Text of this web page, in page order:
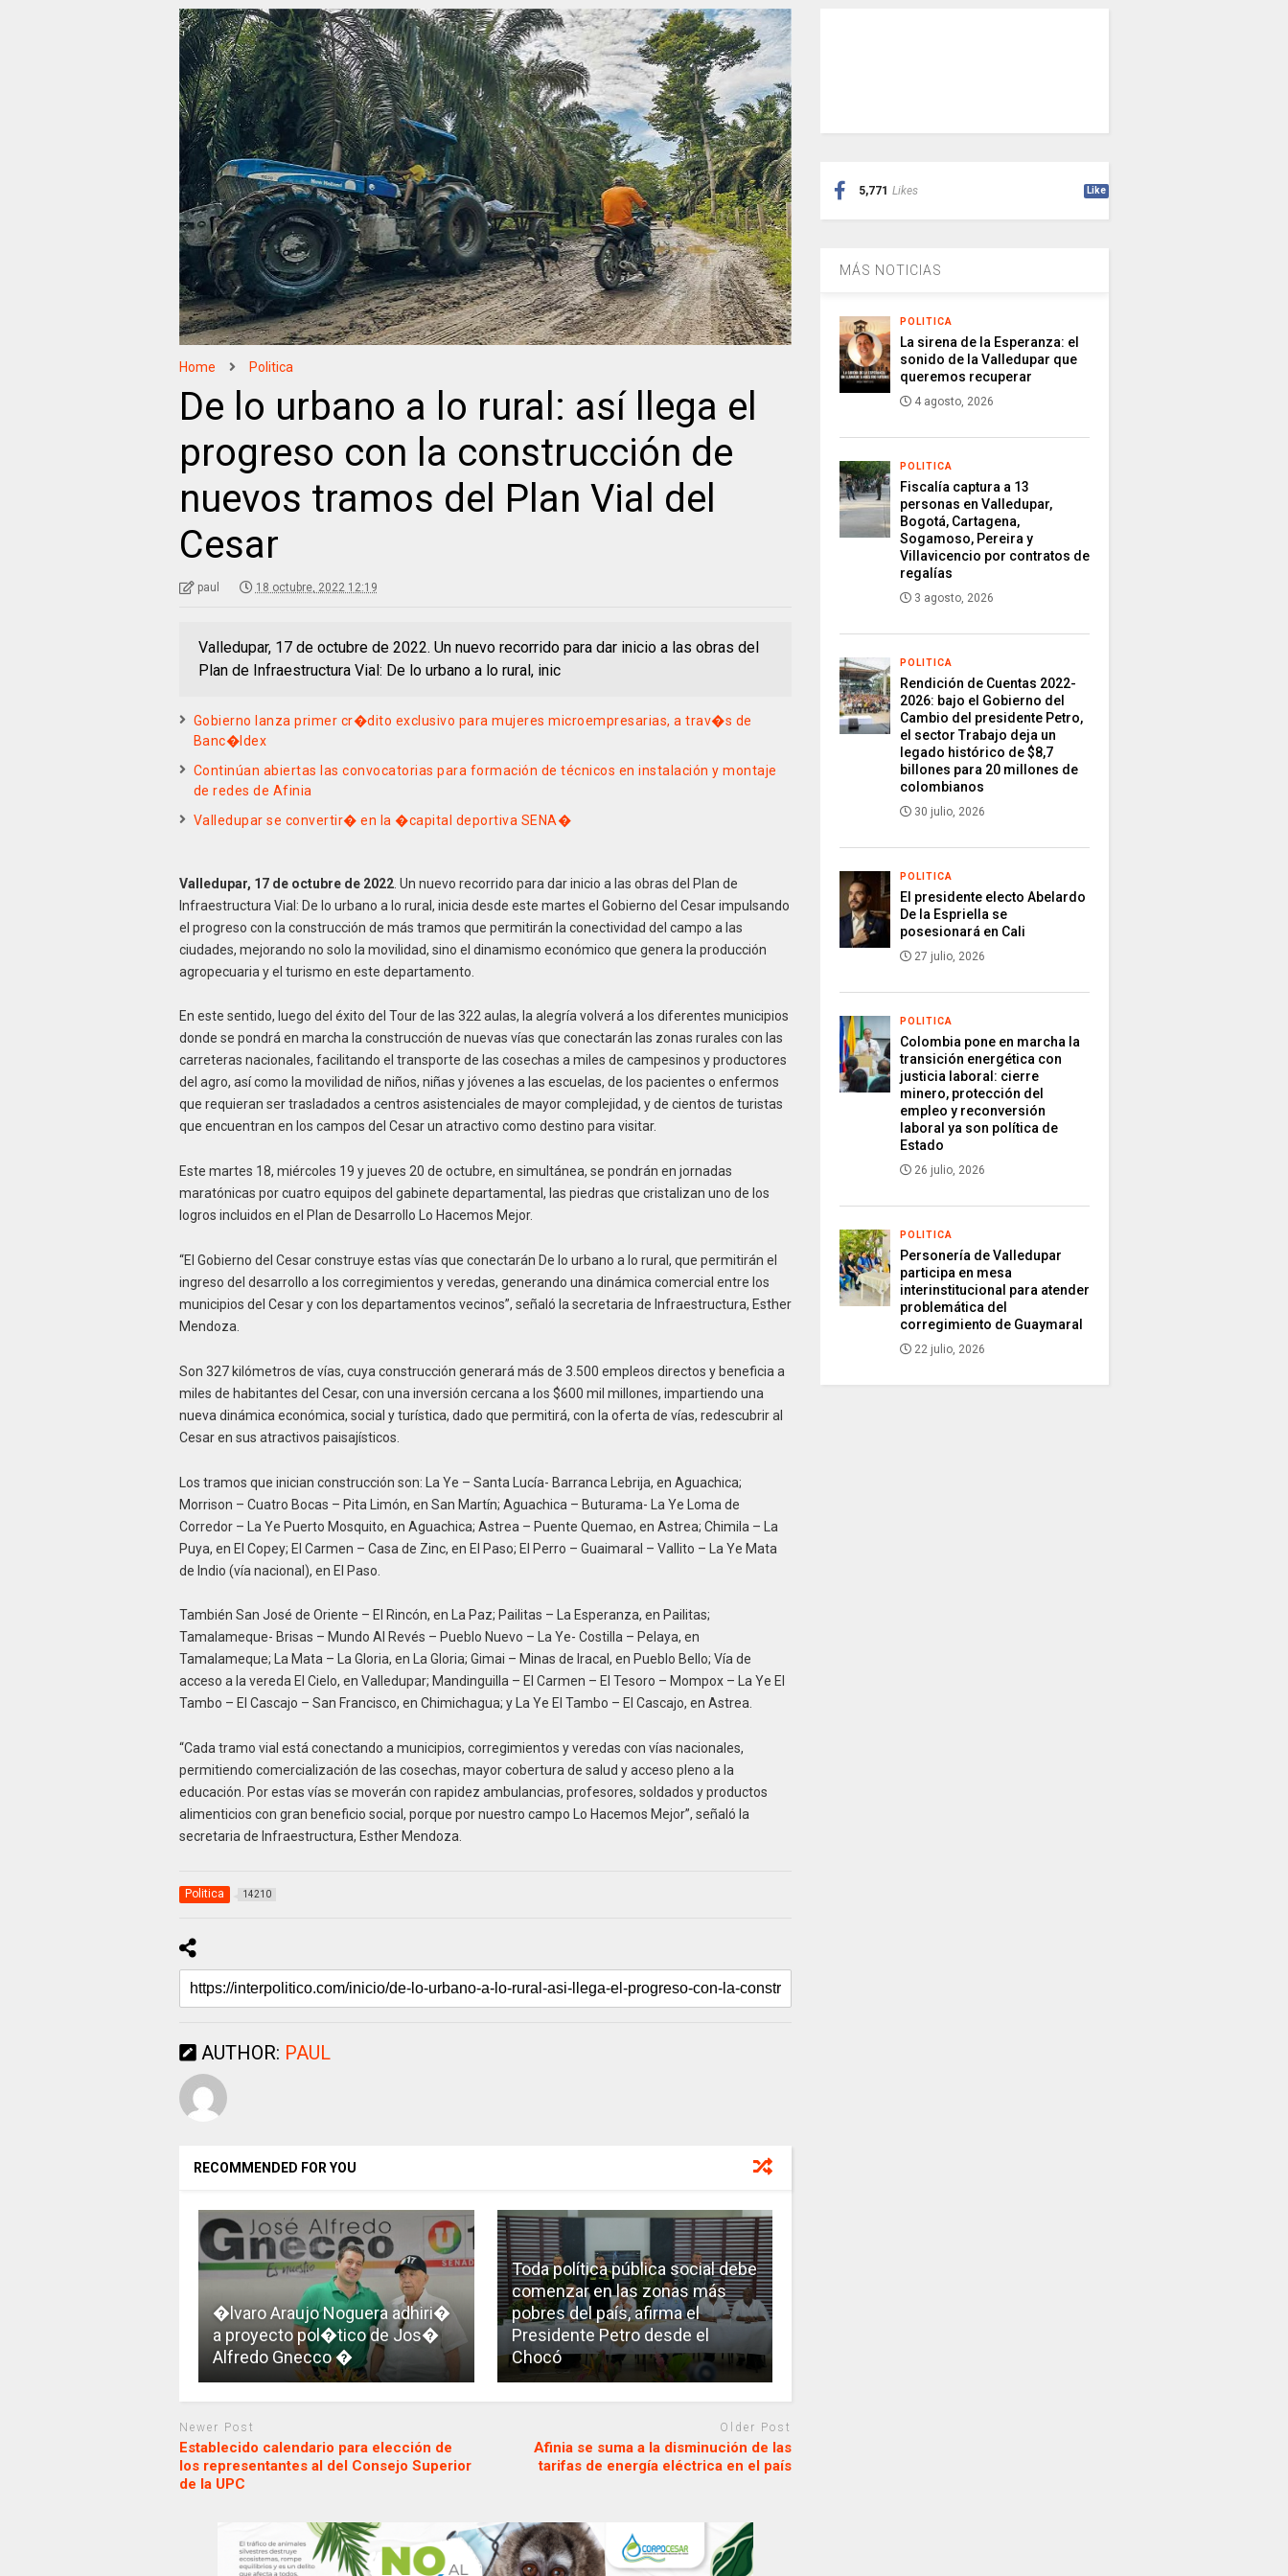
Home Politica
De lo urbano a lo rural: así llega el
progreso con la construcción de
nuevos tramos del Plan Vial del
Cesar
paul 18 octubre, 2022 12:19
Valledupar, 17 de octubre de 2022. Un nuevo recorrido para dar inicio a las obras del
Plan de Infraestructura Vial: De lo urbano a lo rural, inic
Gobierno lanza primer cr�dito exclusivo para mujeres microempresarias, a trav�s de
Banc�ldex
Continúan abiertas las convocatorias para formación de técnicos en instalación y montaje
de redes de Afinia
Valledupar se convertir� en la �capital deportiva SENA�
Valledupar, 17 de octubre de 2022. Un nuevo recorrido para dar inicio a las obras del Plan de
Infraestructura Vial: De lo urbano a lo rural, inicia desde este martes el Gobierno del Cesar impulsando
el progreso con la construcción de más tramos que permitirán la conectividad del campo a las
ciudades, mejorando no solo la movilidad, sino el dinamismo económico que genera la producción
agropecuaria y el turismo en este departamento.
En este sentido, luego del éxito del Tour de las 322 aulas, la alegría volverá a los diferentes municipios
donde se pondrá en marcha la construcción de nuevas vías que conectarán las zonas rurales con las
carreteras nacionales, facilitando el transporte de las cosechas a miles de campesinos y productores
del agro, así como la movilidad de niños, niñas y jóvenes a las escuelas, de los pacientes o enfermos
que requieran ser trasladados a centros asistenciales de mayor complejidad, y de cientos de turistas
que encuentran en los campos del Cesar un atractivo como destino para visitar.
Este martes 18, miércoles 19 y jueves 20 de octubre, en simultánea, se pondrán en jornadas
maratónicas por cuatro equipos del gabinete departamental, las piedras que cristalizan uno de los
logros incluidos en el Plan de Desarrollo Lo Hacemos Mejor.
“El Gobierno del Cesar construye estas vías que conectarán De lo urbano a lo rural, que permitirán el
ingreso del desarrollo a los corregimientos y veredas, generando una dinámica comercial entre los
municipios del Cesar y con los departamentos vecinos”, señaló la secretaria de Infraestructura, Esther
Mendoza.
Son 327 kilómetros de vías, cuya construcción generará más de 3.500 empleos directos y beneficia a
miles de habitantes del Cesar, con una inversión cercana a los $600 mil millones, impartiendo una
nueva dinámica económica, social y turística, dado que permitirá, con la oferta de vías, redescubrir al
Cesar en sus atractivos paisajísticos.
Los tramos que inician construcción son: La Ye – Santa Lucía- Barranca Lebrija, en Aguachica;
Morrison – Cuatro Bocas – Pita Limón, en San Martín; Aguachica – Buturama- La Ye Loma de
Corredor – La Ye Puerto Mosquito, en Aguachica; Astrea – Puente Quemao, en Astrea; Chimila – La
Puya, en El Copey; El Carmen – Casa de Zinc, en El Paso; El Perro – Guaimaral – Vallito – La Ye Mata
de Indio (vía nacional), en El Paso.
También San José de Oriente – El Rincón, en La Paz; Pailitas – La Esperanza, en Pailitas;
Tamalameque- Brisas – Mundo Al Revés – Pueblo Nuevo – La Ye- Costilla – Pelaya, en
Tamalameque; La Mata – La Gloria, en La Gloria; Gimai – Minas de Iracal, en Pueblo Bello; Vía de
acceso a la vereda El Cielo, en Valledupar; Mandinguilla – El Carmen – El Tesoro – Mompox – La Ye El
Tambo – El Cascajo – San Francisco, en Chimichagua; y La Ye El Tambo – El Cascajo, en Astrea.
“Cada tramo vial está conectando a municipios, corregimientos y veredas con vías nacionales,
permitiendo comercialización de las cosechas, mayor cobertura de salud y acceso pleno a la
educación. Por estas vías se moverán con rapidez ambulancias, profesores, soldados y productos
alimenticios con gran beneficio social, porque por nuestro campo Lo Hacemos Mejor”, señaló la
secretaria de Infraestructura, Esther Mendoza.
Politica 14210
AUTHOR: PAUL
RECOMMENDED FOR YOU
�lvaro Araujo Noguera adhiri�
a proyecto pol�tico de Jos�
Alfredo Gnecco �
Toda política pública social debe
comenzar en las zonas más
pobres del país, afirma el
Presidente Petro desde el
Chocó
Newer Post
Establecido calendario para elección de
los representantes al del Consejo Superior
de la UPC
Older Post
Afinia se suma a la disminución de las
tarifas de energía eléctrica en el país
5,771 Likes Like
MÁS NOTICIAS
POLITICA
La sirena de la Esperanza: el
sonido de la Valledupar que
queremos recuperar
4 agosto, 2026
POLITICA
Fiscalía captura a 13
personas en Valledupar,
Bogotá, Cartagena,
Sogamoso, Pereira y
Villavicencio por contratos de
regalías
3 agosto, 2026
POLITICA
Rendición de Cuentas 2022-
2026: bajo el Gobierno del
Cambio del presidente Petro,
el sector Trabajo deja un
legado histórico de $8,7
billones para 20 millones de
colombianos
30 julio, 2026
POLITICA
El presidente electo Abelardo
De la Espriella se
posesionará en Cali
27 julio, 2026
POLITICA
Colombia pone en marcha la
transición energética con
justicia laboral: cierre
minero, protección del
empleo y reconversión
laboral ya son política de
Estado
26 julio, 2026
POLITICA
Personería de Valledupar
participa en mesa
interinstitucional para atender
problemática del
corregimiento de Guaymaral
22 julio, 2026